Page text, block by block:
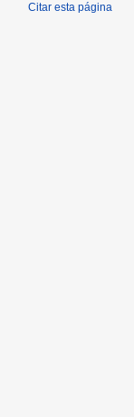
Citar esta página